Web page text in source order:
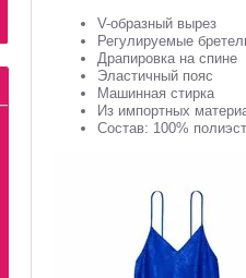
V-образный вырез
Регулируемые
Драпировка на спине
Эластичный пояс
Машинная стирка
Из импортных
Состав: 100%